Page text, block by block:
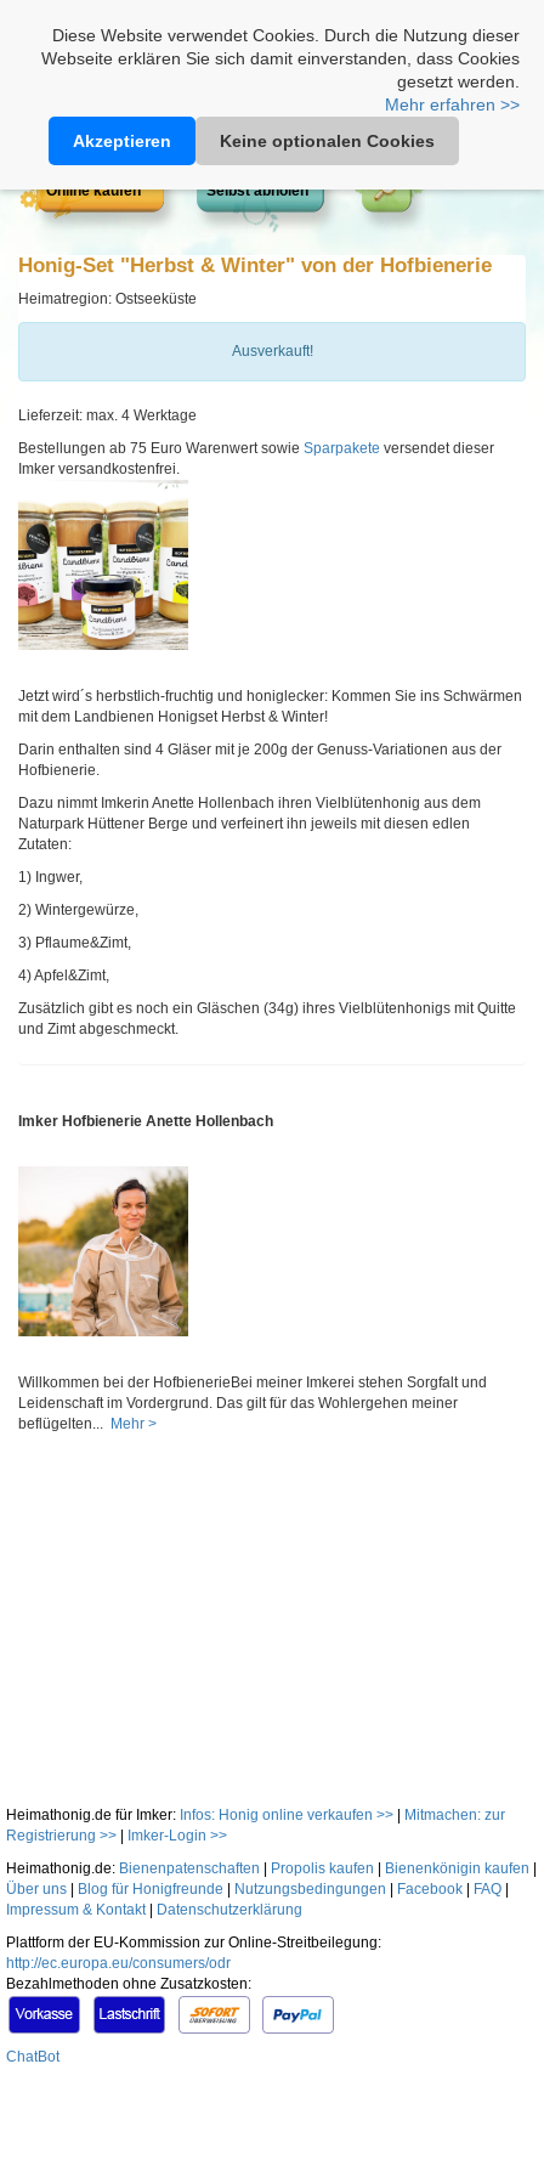
Diese Website verwendet Cookies. Durch die Nutzung dieser
Webseite erklären Sie sich damit einverstanden, dass Cookies
gesetzt werden.
Mehr erfahren >>
Akzeptieren
Keine optionalen Cookies
Online kaufen Selbst abholen
Honig-Set "Herbst & Winter" von der Hofbienerie
Heimatregion: Ostseeküste
Ausverkauft!
Lieferzeit: max. 4 Werktage
Bestellungen ab 75 Euro Warenwert sowie Sparpakete versendet dieser
Imker versandkostenfrei.
Jetzt wird´s herbstlich-fruchtig und honiglecker: Kommen Sie ins Schwärmen
mit dem Landbienen Honigset Herbst & Winter!
Darin enthalten sind 4 Gläser mit je 200g der Genuss-Variationen aus der
Hofbienerie.
Dazu nimmt Imkerin Anette Hollenbach ihren Vielblütenhonig aus dem
Naturpark Hüttener Berge und verfeinert ihn jeweils mit diesen edlen
Zutaten:
1) Ingwer,
2) Wintergewürze,
3) Pflaume&Zimt,
4) Apfel&Zimt,
Zusätzlich gibt es noch ein Gläschen (34g) ihres Vielblütenhonigs mit Quitte
und Zimt abgeschmeckt.
Imker Hofbienerie Anette Hollenbach
Willkommen bei der HofbienerieBei meiner Imkerei stehen Sorgfalt und
Leidenschaft im Vordergrund. Das gilt für das Wohlergehen meiner
beflügelten... Mehr >
Heimathonig.de für Imker: Infos: Honig online verkaufen >>
Mitmachen: zur
Registrierung >>
Imker-Login >>
Heimathonig.de: Bienenpatenschaften Propolis kaufen Bienenkönigin kaufen
Über uns
Blog für Honigfreunde Nutzungsbedingungen Facebook FAQ
Impressum & Kontakt|
Datenschutzerklärung
Plattform der EU-Kommission zur Online-Streitbeilegung:
http://ec.europa.eu/consumers/odr
Bezahlmethoden ohne Zusatzkosten:
ChatBot